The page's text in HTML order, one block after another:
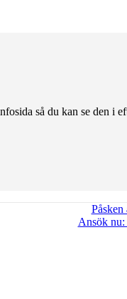
så du kan se den i
Ansök nu: